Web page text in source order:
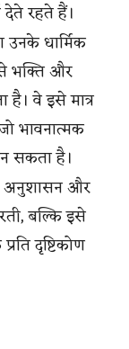
रहते हैं।
उनके धार्मिक
भक्ति और
है। वे इसे मात्र
भावनात्मक
सकता है।
अनुशासन और
बल्कि इसे
दृष्टिकोण